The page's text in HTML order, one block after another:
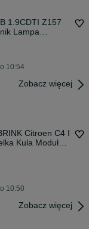
1.9CDTI Z157
Lampa
Holowniczy
10:54
Zobacz więcej
Citroen C4 I
Kula Moduł
10:50
Zobacz więcej